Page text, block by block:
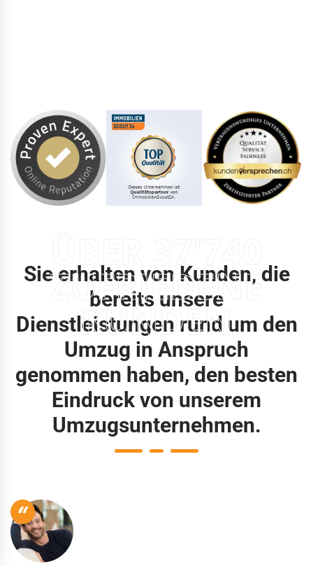
ZUFRIEDENE
KUNDEN
Sie erhalten von Kunden, die
bereits unsere
Dienstleistungen rund um den
Umzug in Anspruch
genommen haben, den besten
Eindruck von unserem
Umzugsunternehmen.
“